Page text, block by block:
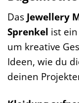
Das Jewellery
Sprenkel ist
um kreative
Ideen, wie du
deinen